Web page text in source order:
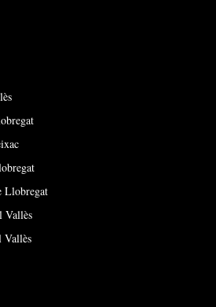
Llobregat
Vallès
Vallès